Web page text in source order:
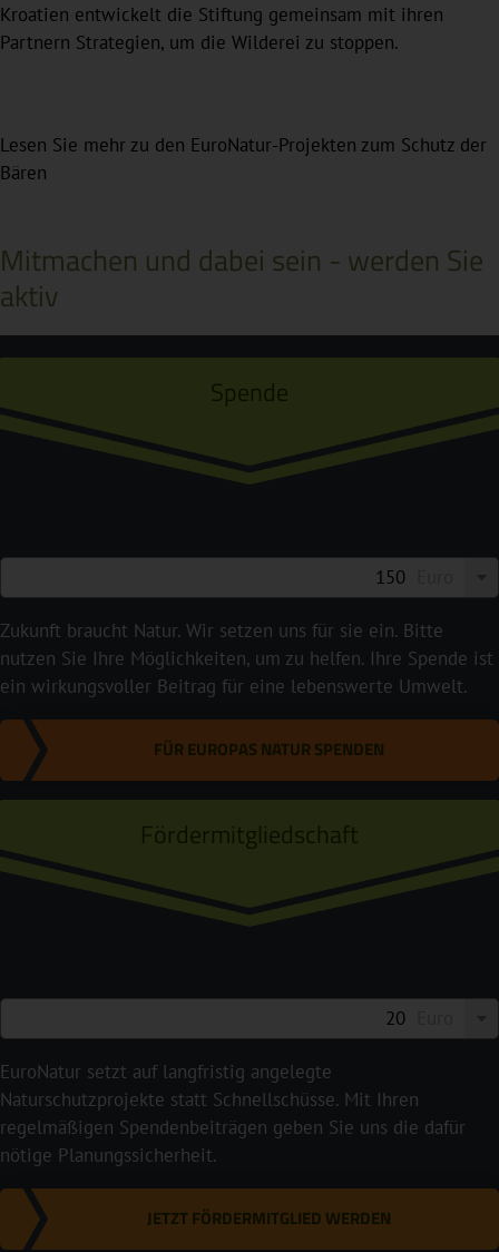
Kroatien entwickelt die Stiftung gemeinsam mit ihren
Partnern Strategien, um die Wilderei zu stoppen.
Lesen Sie mehr zu den EuroNatur-Projekten zum Schutz der
Bären
Mitmachen und dabei sein - werden Sie
aktiv
Spende
Zukunft braucht Natur. Wir setzen uns für sie ein. Bitte
nutzen Sie Ihre Möglichkeiten, um zu helfen. Ihre Spende ist
ein wirkungsvoller Beitrag für eine lebenswerte Umwelt.
FÜR EUROPAS NATUR SPENDEN
Fördermitgliedschaft
EuroNatur setzt auf langfristig angelegte
Naturschutzprojekte statt Schnellschüsse. Mit Ihren
regelmäßigen Spendenbeiträgen geben Sie uns die dafür
nötige Planungssicherheit.
JETZT FÖRDERMITGLIED WERDEN